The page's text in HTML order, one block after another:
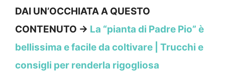
DAI UN’OCCHIATA A QUESTO
CONTENUTO → La “pianta di Padre Pio” è
bellissima e facile da coltivare | Trucchi e
consigli per renderla rigogliosa